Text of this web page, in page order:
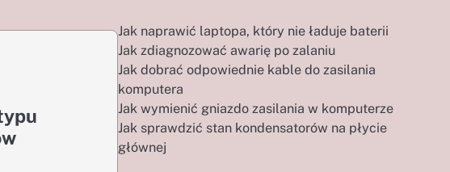
Jak naprawić laptopa, który nie ładuje baterii
Jak zdiagnozować awarię po zalaniu
Jak dobrać odpowiednie kable do zasilania
komputera
Jak wymienić gniazdo zasilania w komputerze
Jak sprawdzić stan kondensatorów na płycie
głównej